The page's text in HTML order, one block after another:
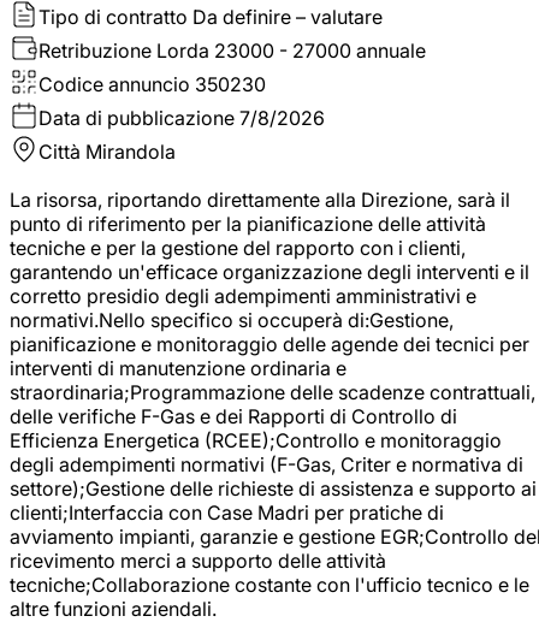
Tipo di contratto Da definire – valutare
Retribuzione Lorda 23000 - 27000 annuale
Codice annuncio 350230
Data di pubblicazione 7/8/2026
Città Mirandola
La risorsa, riportando direttamente alla Direzione, sarà il
punto di riferimento per la pianificazione delle attività
tecniche e per la gestione del rapporto con i clienti,
garantendo un'efficace organizzazione degli interventi e il
corretto presidio degli adempimenti amministrativi e
normativi.Nello specifico si occuperà di:Gestione,
pianificazione e monitoraggio delle agende dei tecnici per
interventi di manutenzione ordinaria e
straordinaria;Programmazione delle scadenze contrattuali,
delle verifiche F-Gas e dei Rapporti di Controllo di
Efficienza Energetica (RCEE);Controllo e monitoraggio
degli adempimenti normativi (F-Gas, Criter e normativa di
settore);Gestione delle richieste di assistenza e supporto ai
clienti;Interfaccia con Case Madri per pratiche di
avviamento impianti, garanzie e gestione EGR;Controllo
ricevimento merci a supporto delle attività
tecniche;Collaborazione costante con l'ufficio tecnico e le
altre funzioni aziendali.